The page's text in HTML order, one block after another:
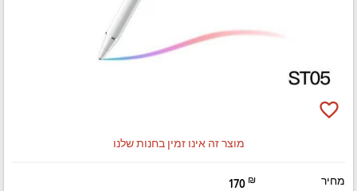
favorite_border
מוצר זה אינו זמין בחנות שלנו
מחיר 170 ₪